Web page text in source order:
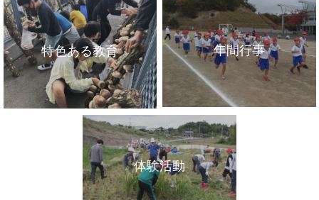
特色ある教育 年間行事
体験活動